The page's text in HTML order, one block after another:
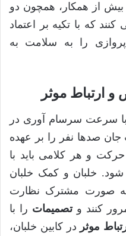
از همکار، همچون دو
که با تکیه بر اعتماد
را به سلامت به
ارتباط موثر
با سرعت سرسام آوری در
صدها نفر را بر عهده
و هر کلامی باید با
خلبان و کمک خلبان
صورت مشترک نظارت
کنند وتصمیمات را با
موثر در کابین خلبان،